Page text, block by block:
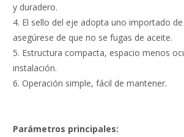
y duradero.
4. El sello del eje adopta uno importado
asegúrese de que no se fugas de aceite.
5. Estructura compacta, espacio menos
instalación.
6. Operación simple, fácil de mantener.
Parámetros principales: